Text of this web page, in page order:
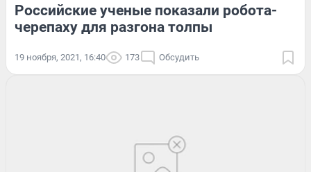
Российские ученые показали робота-
черепаху для разгона толпы
19 ноября, 2021, 16:40 173 Обсудить